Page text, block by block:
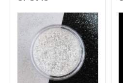
SP8924
Rayspark
Azul
SP8925
Rayspark
Verde